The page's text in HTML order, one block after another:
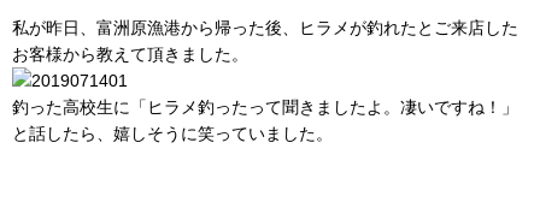
私が昨日、富洲原漁港から帰った後、ヒラメが釣れたとご来店した
お客様から教えて頂きました。
釣った高校生に「ヒラメ釣ったって聞きましたよ。凄いですね！」
と話したら、嬉しそうに笑っていました。